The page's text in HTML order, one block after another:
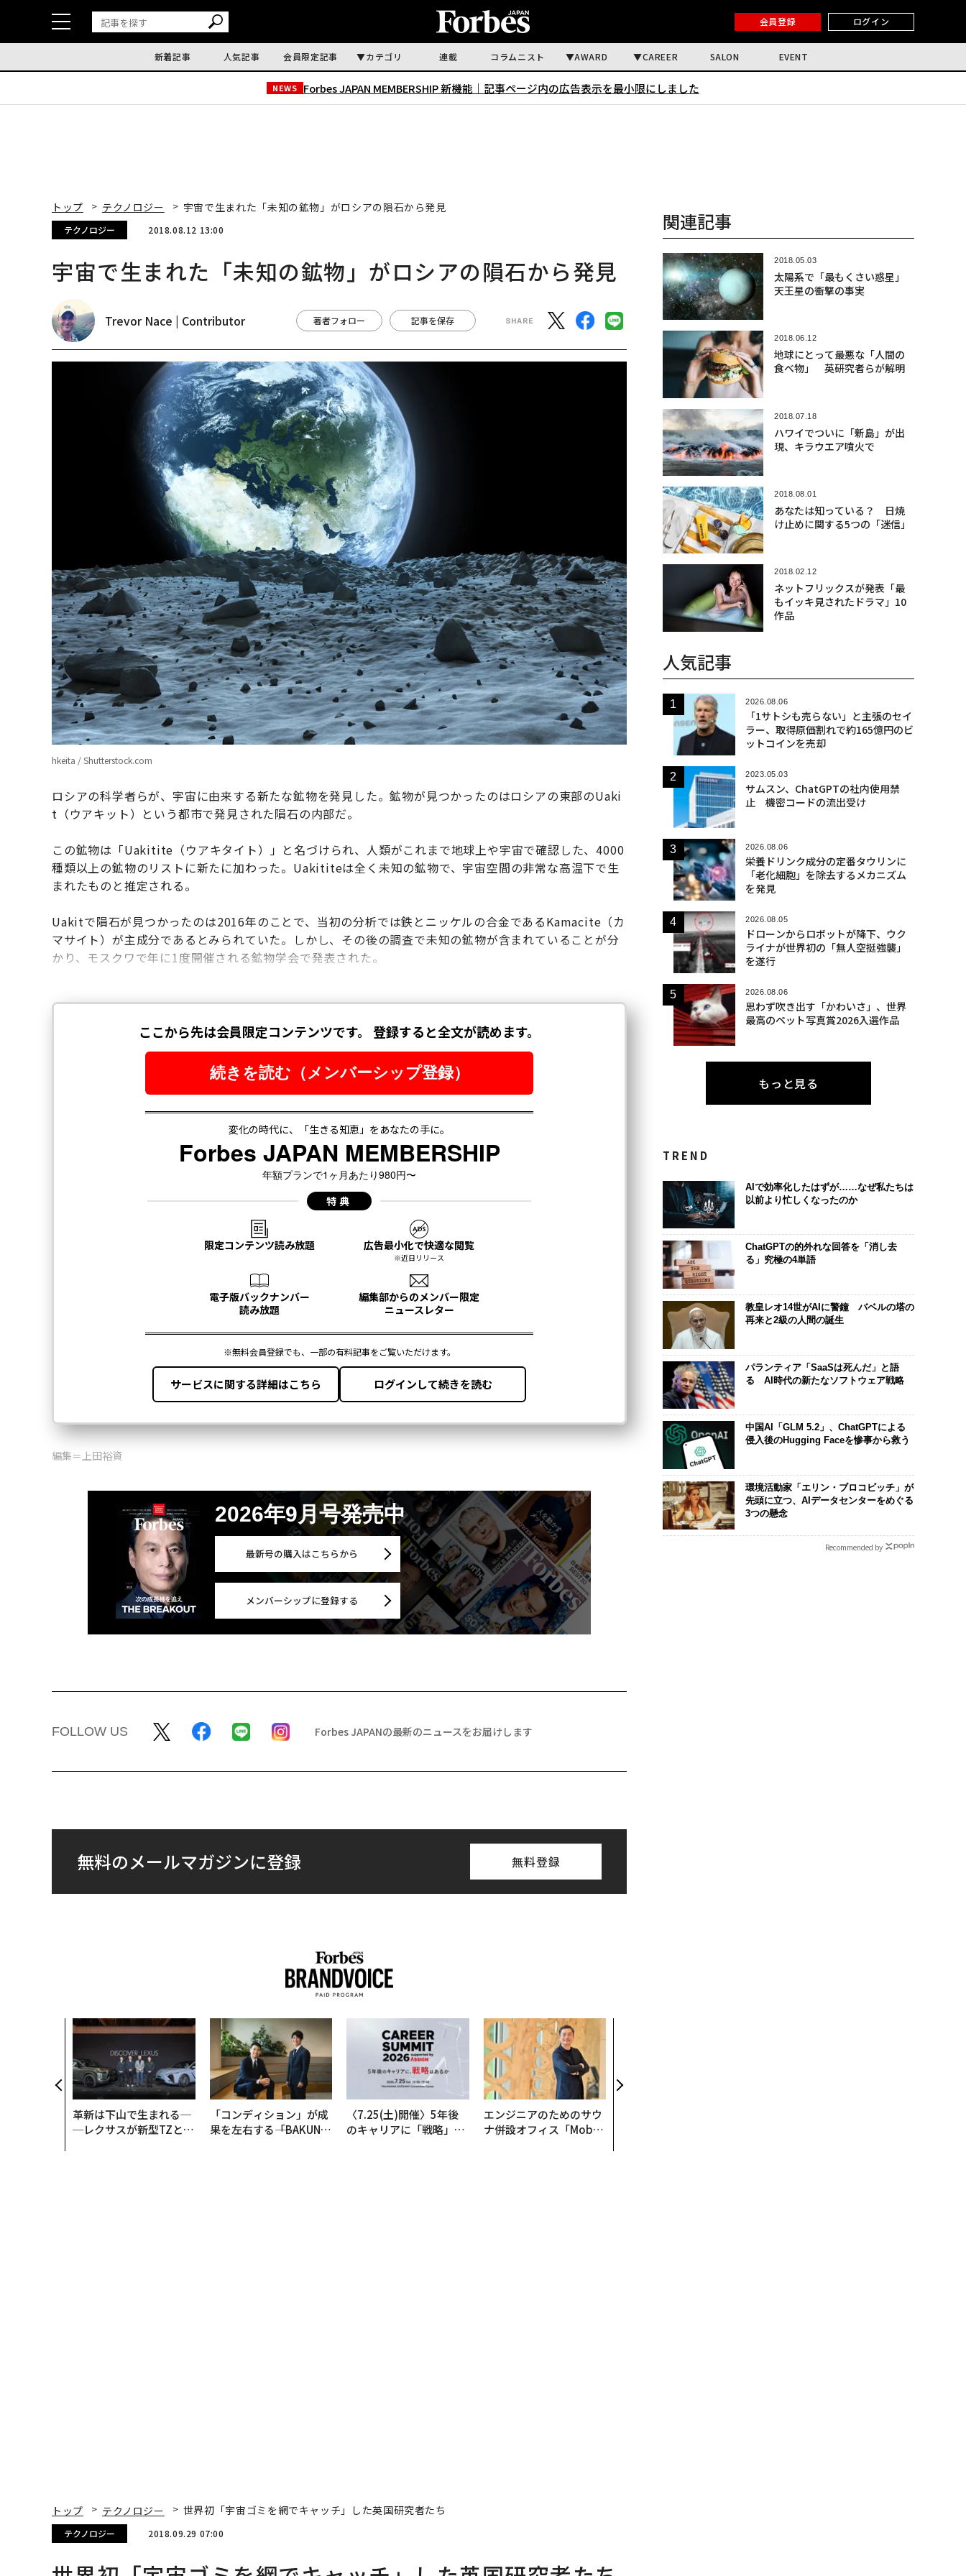
会員登録 ログイン
新着記事 人気記事 会員限定記事 カテゴリ 連載 コラムニスト AWARD CAREER SALON EVENT
NEWS Forbes JAPAN MEMBERSHIP 新機能｜ 記事ページ内の広告表示を最小限にしました
トップ テクノロジー 宇宙で生まれた「未知の鉱物」がロシアの隕石から発見
テクノロジー 2018.08.12 13:00
宇宙で生まれた「未知の鉱物」がロシアの隕石から発見
Trevor Nace | Contributor 著者フォロー 記事を保存
hkeita / Shutterstock.com
ロシアの科学者らが、宇宙に由来する新たな鉱物を発見した。鉱物が見つかったのはロシアの東部のUaki
t（ウアキット）という都市で発見された隕石の内部だ。
この鉱物は「Uakitite（ウアキタイト）」と名づけられ、人類がこれまで地球上や宇宙で確認した、4000
種類以上の鉱物のリストに新たに加わった。Uakititeは全く未知の鉱物で、宇宙空間の非常な高温下で生
まれたものと推定される。
Uakitで隕石が見つかったのは2016年のことで、当初の分析では鉄とニッケルの合金であるKamacite（カ
マサイト）が主成分であるとみられていた。しかし、その後の調査で未知の鉱物が含まれていることが分
かり、モスクワで年に1度開催される鉱物学会で発表された。
編集＝上田裕資
2026年9月号発売中
最新号の購入はこちらから
メンバーシップに登録する
FOLLOW US Forbes JAPANの最新のニュースをお届けします
無料のメールマガジンに登録 無料登録
革新は下山で生まれる─
─レクサスが新型TZとE
「コンディション」が成
果を左右する――「BAKUN
〈7.25(土)開催〉5年後
のキャリアに「戦略」は
エンジニアのためのサウ
ナ併設オフィス「Mobiu
×PwC】
関連記事
2018.05.03
太陽系で「最もくさい惑星」
天王星の衝撃の事実
2018.06.12
地球にとって最悪な「人間の
食べ物」 英研究者らが解明
2018.07.18
ハワイでついに「新島」が出
現、キラウエア噴火で
2018.08.01
あなたは知っている？ 日焼
け止めに関する5つの「迷信」
2018.02.12
ネットフリックスが発表「最
もイッキ見されたドラマ」10
作品
人気記事
2026.08.06
「1サトシも売らない」と主張のセイ
ラー、取得原価割れで約165億円のビ
ットコインを売却
2023.05.03
サムスン、ChatGPTの社内使用禁
止 機密コードの流出受け
2026.08.06
栄養ドリンク成分の定番タウリンに
「老化細胞」を除去するメカニズム
を発見
2026.08.05
ドローンからロボットが降下、ウク
ライナが世界初の「無人空挺強襲」
を遂行
2026.08.06
思わず吹き出す「かわいさ」、世界
最高のペット写真賞2026入選作品
もっと見る
TREND
AIで効率化したはずが……なぜ私たちは
以前より忙しくなったのか
ChatGPTの的外れな回答を「消し去
る」究極の4単語
教皇レオ14世がAIに警鐘 バベルの塔の
再来と2級の人間の誕生
パランティア「SaaSは死んだ」と語
る AI時代の新たなソフトウェア戦略
中国AI「GLM 5.2」、ChatGPTによる
侵入後のHugging Faceを惨事から救う
環境活動家「エリン・ブロコビッチ」が
先頭に立つ、AIデータセンターをめぐる
3つの懸念
Recommended by